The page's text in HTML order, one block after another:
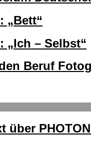
„Bett“
„Ich – Selbst“
Beruf
über